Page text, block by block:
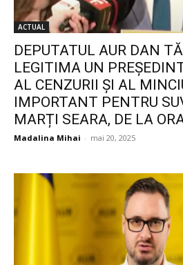
ACTUAL
DEPUTATUL AUR DAN
LEGITIMA UN
AL CENZURII ȘI AL
IMPORTANT PENTRU
MARȚI SEARA, DE LA
Madalina Mihai - mai 20, 2025